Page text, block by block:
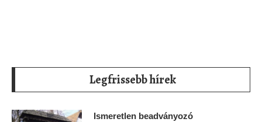
Legfrissebb hírek
Ismeretlen beadványozó